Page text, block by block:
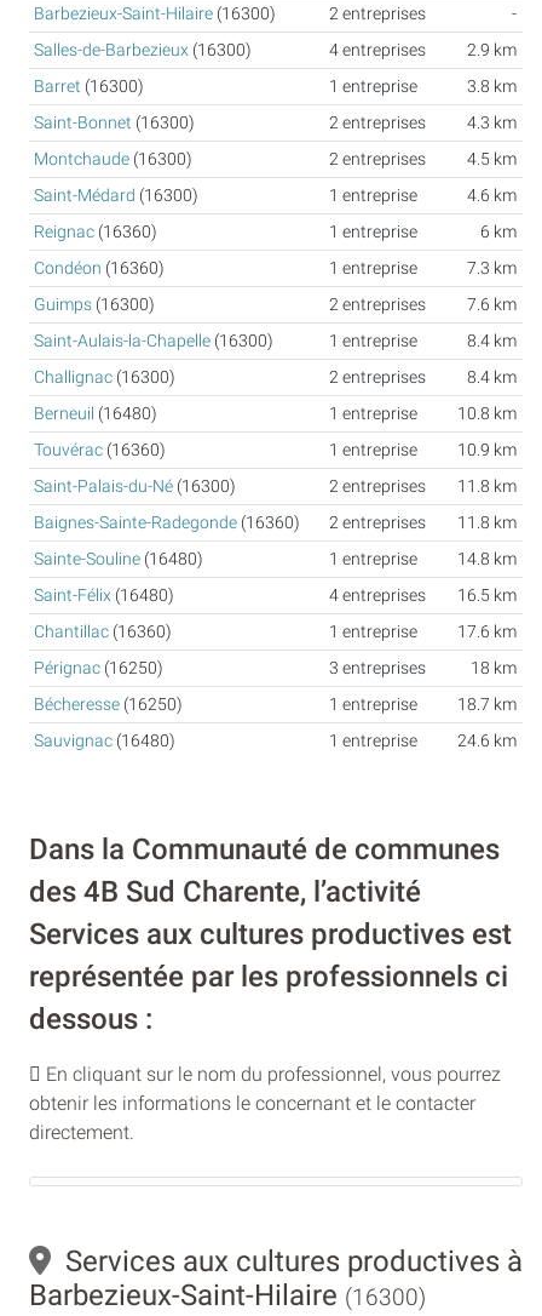
Barbezieux-Saint-Hilaire (16300) 2 entreprises
-
Salles-de-Barbezieux (16300) 4 entreprises
2.9 km
Barret (16300) 1 entreprise
3.8 km
Saint-Bonnet (16300) 2 entreprises
4.3 km
Montchaude (16300) 2 entreprises
4.5 km
Saint-Médard (16300) 1 entreprise
4.6 km
Reignac (16360) 1 entreprise
6 km
Condéon (16360) 1 entreprise
7.3 km
Guimps (16300) 2 entreprises
7.6 km
Saint-Aulais-la-Chapelle (16300) 1 entreprise
8.4 km
Challignac (16300) 2 entreprises
8.4 km
Berneuil (16480) 1 entreprise
10.8 km
Touvérac (16360) 1 entreprise
10.9 km
Saint-Palais-du-Né (16300) 2 entreprises
11.8 km
Baignes-Sainte-Radegonde (16360) 2 entreprises
11.8 km
Sainte-Souline (16480) 1 entreprise
14.8 km
Saint-Félix (16480) 4 entreprises
16.5 km
Chantillac (16360) 1 entreprise
17.6 km
Pérignac (16250) 3 entreprises
18 km
Bécheresse (16250) 1 entreprise
18.7 km
Sauvignac (16480) 1 entreprise 24.6 km
Dans la Communauté de communes
des 4B Sud Charente, l’activité
Services aux cultures productives est
représentée par les professionnels ci
dessous :
En cliquant sur le nom du professionnel, vous pourrez
obtenir les informations le concernant et le contacter
directement.
Services aux cultures productives à
Barbezieux-Saint-Hilaire (16300)